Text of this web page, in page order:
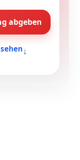
abgeben
↓